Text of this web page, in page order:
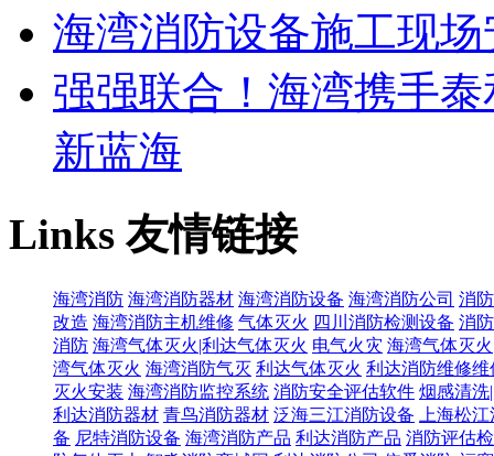
海湾消防设备施工现
强强联合！海湾携手
新蓝海
Links友情链接
海湾消防 海湾消防器材 海湾消防设备 海湾消防公司 消
改造 海湾消防主机维修 气体灭火 四川消防检测设备 消
消防 海湾气体灭火|利达气体灭火 电气火灾 海湾气体灭
湾气体灭火 海湾消防气灭 利达气体灭火 利达消防维修维
灭火安装 海湾消防监控系统 消防安全评估软件 烟感清洗
利达消防器材 青鸟消防器材 泛海三江消防设备
上海松
备 尼特消防设备 海湾消防产品 利达消防产品 消防评估